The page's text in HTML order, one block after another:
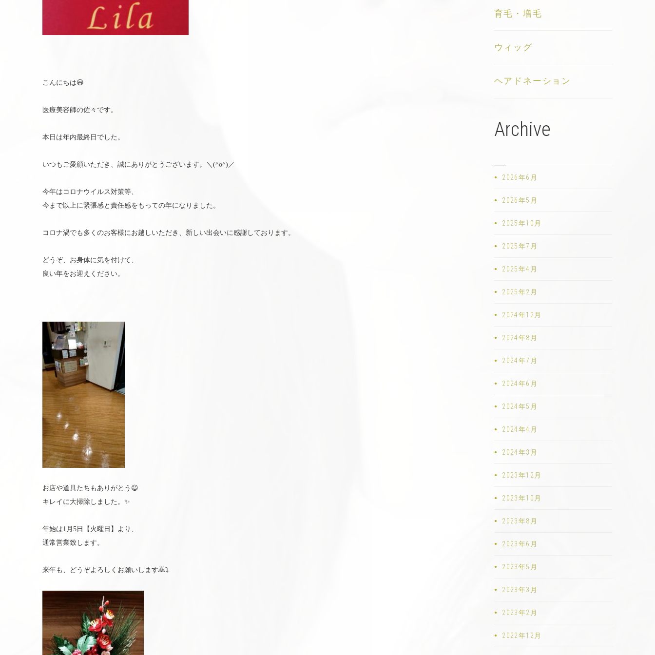
こんにちは😃
医療美容師の佐々です。
本日は年内最終日でした。
いつもご愛顧いただき、誠にありがとうございます。＼(^o^)／
今年はコロナウイルス対策等、
今まで以上に緊張感と責任感をもっての年になりました。
コロナ渦でも多くのお客様にお越しいただき、新しい出会いに感謝しております。
どうぞ、お身体に気を付けて、
良い年をお迎えください。
お店や道具たちもありがとう😃
キレイに大掃除しました。✨
年始は1月5日【火曜日】より、
通常営業致します。
来年も、どうぞよろしくお願いします🙇⤵️
育毛・増毛
ウィッグ
ヘアドネーション
Archive
2026年6月
2026年5月
2025年10月
2025年7月
2025年4月
2025年2月
2024年12月
2024年8月
2024年7月
2024年6月
2024年5月
2024年4月
2024年3月
2023年12月
2023年10月
2023年8月
2023年6月
2023年5月
2023年3月
2023年2月
2022年12月